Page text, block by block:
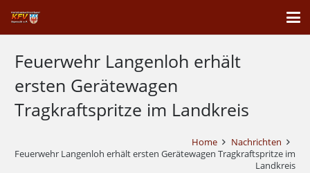
Feuerwehr Langenloh erhält
ersten Gerätewagen
Tragkraftspritze im Landkreis
Home
Nachrichten
Feuerwehr Langenloh erhält ersten Gerätewagen Tragkraftspritze im
Landkreis